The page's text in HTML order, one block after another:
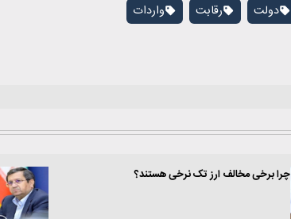
دولت رقابت واردات
چرا برخی مخالف ارز تک نرخی هستند؟